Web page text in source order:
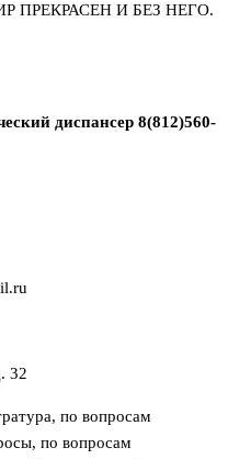
ПРЕКРАСЕН И БЕЗ НЕГО.
диспансер 8(812)560-
32
по вопросам
по вопросам